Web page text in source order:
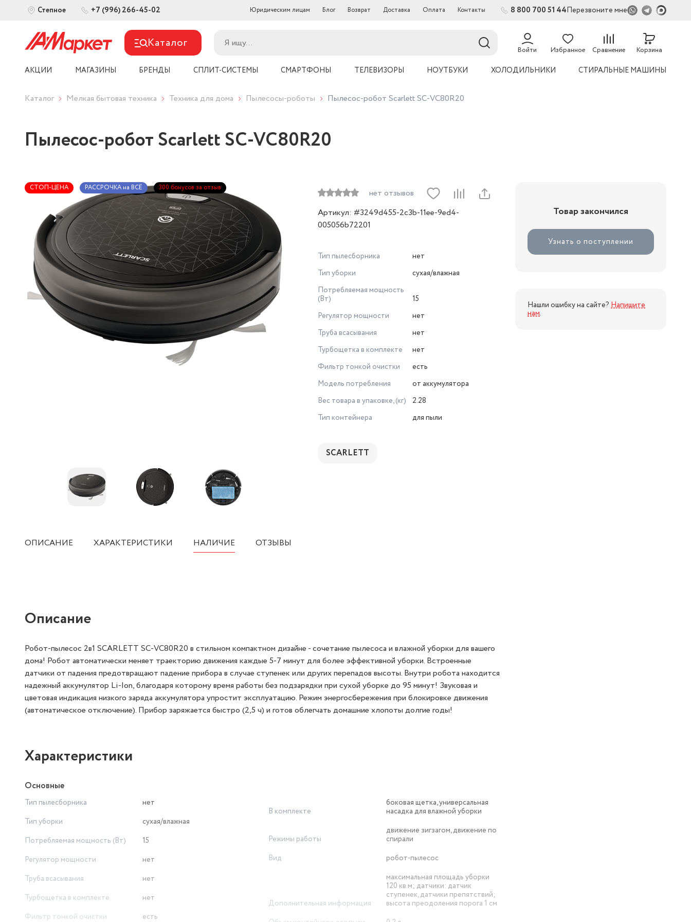
Степное +7 (996) 266-45-02 Юридическим лицам Блог Возврат Доставка Оплата Контакты 8 800 700 51 44Перезвоните мне
Каталог Войти Избранное Сравнение
54
Корзина
АКЦИИ МАГАЗИНЫ БРЕНДЫ СПЛИТ-СИСТЕМЫ СМАРТФОНЫ ТЕЛЕВИЗОРЫ НОУТБУКИ ХОЛОДИЛЬНИКИ СТИРАЛЬНЫЕ МАШИНЫ
Каталог Мелкая бытовая техника Техника для дома Пылесосы-роботы Пылесос-робот Scarlett SC-VC80R20
Пылесос-робот Scarlett SC-VC80R20
СТОП-ЦЕНА РАССРОЧКА на ВСЁ 300 бонусов за отзыв
нет отзывов
Артикул: #3249d455-2c3b-11ee-9ed4-
005056b72201
Тип пылесборника
нет
Тип уборки
сухая/влажная
Потребляемая мощность
(Вт)
15
Регулятор мощности
нет
Труба всасывания
нет
Турбощетка в комплекте
нет
Фильтр тонкой очистки
есть
Модель потребления
от аккумулятора
Вес товара в упаковке, (кг)
2.28
Тип контейнера
для пыли
SCARLETT
Товар закончился
Узнать о поступлении
Нашли ошибку на сайте? Напишите
нам.
ОПИСАНИЕ ХАРАКТЕРИСТИКИ НАЛИЧИЕ ОТЗЫВЫ
Описание
Робот-пылесос 2в1 SCARLETT SC-VC80R20 в стильном компактном дизайне - сочетание пылесоса и влажной уборки для вашего
дома! Робот автоматически меняет траекторию движения каждые 5-7 минут для более эффективной уборки. Встроенные
датчики от падения предотвращают падение прибора в случае ступенек или других перепадов высоты. Внутри робота находится
надежный аккумулятор Li-Ion, благодаря которому время работы без подзарядки при сухой уборке до 95 минут! Звуковая и
цветовая индикация низкого заряда аккумулятора упростит эксплуатацию. Режим энергосбережения при блокировке движения
(автоматическое отключение). Прибор заряжается быстро (2,5 ч) и готов облегчать домашние хлопоты долгие годы!
Характеристики
Основные
Тип пылесборника
нет
Тип уборки
сухая/влажная
Потребляемая мощность (Вт)
15
Регулятор мощности
нет
Труба всасывания
нет
Турбощетка в комплекте
нет
Фильтр тонкой очистки
есть
В комплекте
боковая щетка, универсальная
насадка для влажной уборки
Режимы работы
движение зигзагом, движение по
спирали
Вид
робот-пылесос
Дополнительная информация
максимальная площадь уборки
120 кв.м; датчики: датчик
ступенек, датчики препятствий;
высота преодоления порога 1 см